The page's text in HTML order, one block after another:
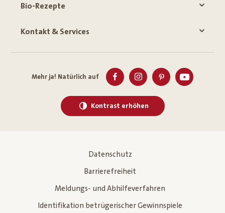
Bio-Rezepte
Kontakt & Services
Mehr ja! Natürlich auf
Kontrast erhöhen
Datenschutz
Barrierefreiheit
Meldungs- und Abhilfeverfahren
Identifikation betrügerischer Gewinnspiele